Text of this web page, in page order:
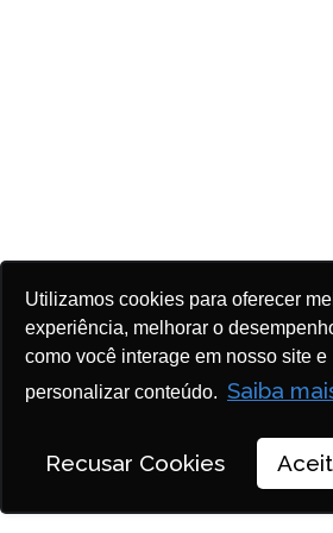
Utilizamos cookies para oferecer
experiência, melhorar o
como você interage em nosso site e
personalizar conteúdo. Saiba
Recusar Cookies